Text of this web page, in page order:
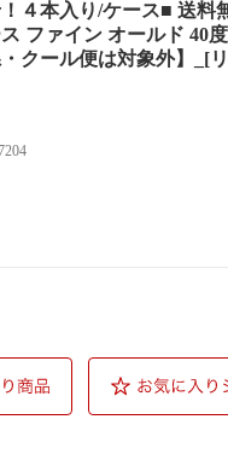
４本入り/ケース■ 送料
ファイン オールド 40
クール便は対象外】_[